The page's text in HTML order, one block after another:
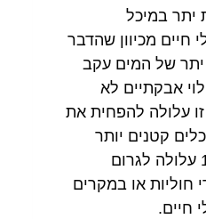
יתר במיכל
חיים מכיוון שהדבר
יתר של המים עקב
אבקתיים לא
זו עלולה להפחית את
קטנים יותר
ובמקרים של 1:5000 עלולה לגרום
חוליות או במקרים
חיים.